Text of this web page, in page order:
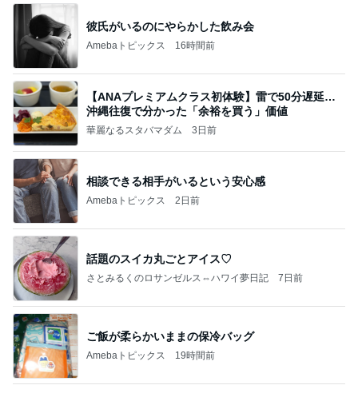
彼氏がいるのにやらかした飲み会
Amebaトピックス 16時間前
【ANAプレミアムクラス初体験】雷で50分遅延…
沖縄往復で分かった「余裕を買う」価値
華麗なるスタバマダム 3日前
相談できる相手がいるという安心感
Amebaトピックス 2日前
話題のスイカ丸ごとアイス♡
さとみるくのロサンゼルス⇔ハワイ夢日記 7日前
ご飯が柔らかいままの保冷バッグ
Amebaトピックス 19時間前